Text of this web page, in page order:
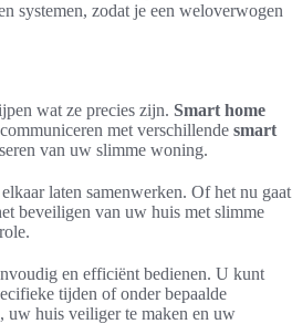
systemen, zodat je een weloverwogen
wat ze precies zijn. Smart home
met verschillende smart
van uw slimme woning.
laten samenwerken. Of het nu gaat
beveiligen van uw huis met slimme
en efficiënt bedienen. U kunt
tijden of onder bepaalde
uw huis veiliger te maken en uw